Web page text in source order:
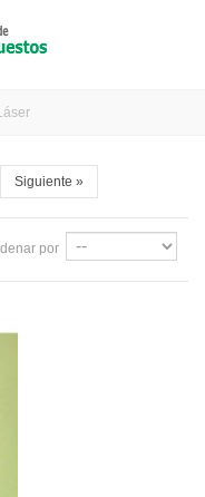
Siguiente »
por